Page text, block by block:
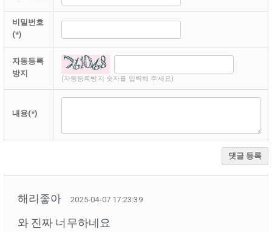
비밀번호
(*)
자동등록
방지
(자동등록방지 숫자를 입력해 주세요)
내용(*)
댓글 등록
해리좋아 2025-04-07 17:23:39
와 진짜 너무하네요